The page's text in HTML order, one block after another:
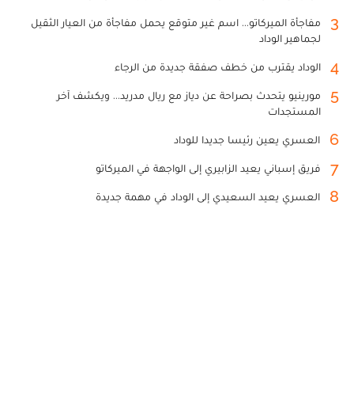
3
مفاجأة الميركاتو... اسم غير متوقع يحمل مفاجأة من العيار الثقيل
لجماهير الوداد
4 الوداد يقترب من خطف صفقة جديدة من الرجاء
5
مورينيو يتحدث بصراحة عن دياز مع ريال مدريد... ويكشف آخر
المستجدات
6 العسري يعين رئيسا جديدا للوداد
7 فريق إسباني يعيد الزابيري إلى الواجهة في الميركاتو
8 العسري يعيد السعيدي إلى الوداد في مهمة جديدة